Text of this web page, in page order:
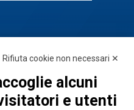
Rifiuta cookie non necessari ✕
alcuni
e utenti